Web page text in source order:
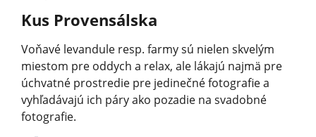
Kus Provensálska
Voňavé levandule resp. farmy sú nielen skvelým
miestom pre oddych a relax, ale lákajú najmä pre
úchvatné prostredie pre jedinečné fotografie a
vyhľadávajú ich páry ako pozadie na svadobné
fotografie.